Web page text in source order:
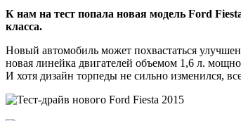
К нам на тест попала новая модель Ford
класса.
Новый автомобиль может похвастаться
новая линейка двигателей объемом 1,6 л.
И хотя дизайн торпеды не сильно изменился,